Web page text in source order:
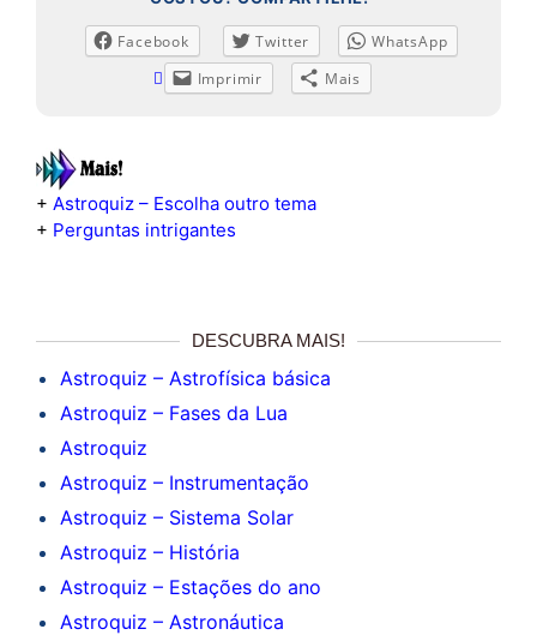
Facebook Twitter
WhatsApp
Imprimir
Mais
+ Astroquiz – Escolha outro tema
+ Perguntas intrigantes
DESCUBRA MAIS!
Astroquiz – Astrofísica básica
Astroquiz – Fases da Lua
Astroquiz
Astroquiz – Instrumentação
Astroquiz – Sistema Solar
Astroquiz – História
Astroquiz – Estações do ano
Astroquiz – Astronáutica